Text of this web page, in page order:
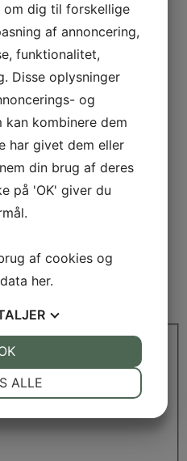
2023, så kontakt:
til programmet.
om dig til forskellige
af annoncering,
funktionalitet,
Disse oplysninger
og
kan kombinere dem
har givet dem eller
din brug af deres
på 'OK' giver du
af cookies og
her.
ALLE